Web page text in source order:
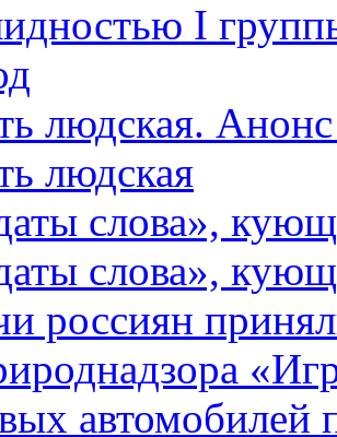
I
людская.
людская
слова»,
слова»,
россиян
автомобилей